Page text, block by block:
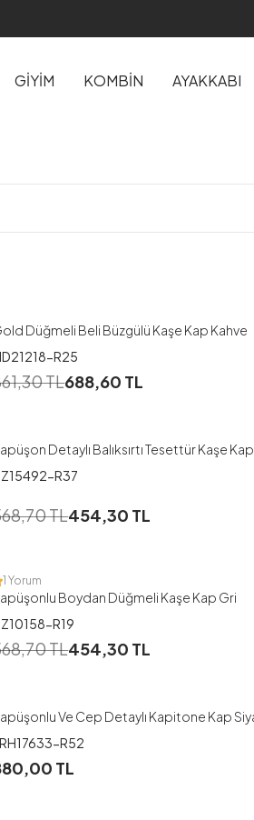
GİYİM KOMBİN AYAKKABI
Düğmeli Beli Büzgülü Kaşe Kap Kahve
R25
TL688,60 TL
Detaylı Balıksırtı Tesettür Kaşe
R37
TL454,30 TL
1 Yorum
Boydan Düğmeli Kaşe Kap Gri
R19
TL454,30 TL
Ve Cep Detaylı Kapitone Kap
R52
TL